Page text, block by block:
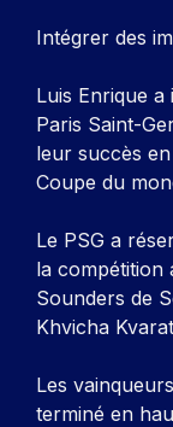
Intégrer des
Luis Enrique
Paris Saint-
leur succès
Coupe du
Le PSG a
la compétition
Sounders de
Khvicha
Les
terminé en